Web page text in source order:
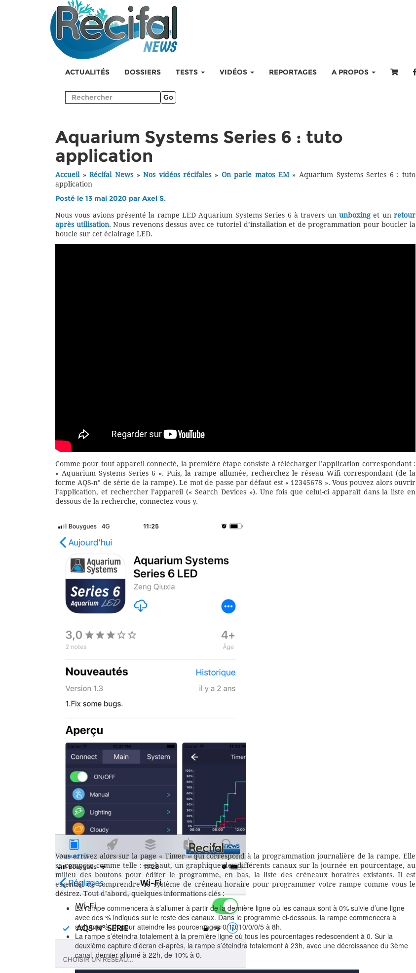
ACTUALITÉS DOSSIERS TESTS VIDÉOS REPORTAGES A PROPOS
Go
Aquarium Systems Series 6 : tuto
application
Accueil»Récifal News»Nos vidéos récifales» On parle matos EM» Aquarium Systems Series 6 : tuto
application
Posté le 13 mai 2020 par Axel S.
Nous vous avions présenté la rampe LED Aquarium Systems Series 6 à travers un unboxinget unretour
après utilisation. Nous revenons dessus avec ce tutoriel d’installation et de programmation pour boucler la
boucle sur cet éclairage LED.
Comme pour tout appareil connecté, la première étape consiste à télécharger l’application correspondant :
« Aquarium Systems Series 6 ». Puis, la rampe allumée, recherchez le réseau Wifi correspondant (de la
forme AQS-n° de série de la rampe). Le mot de passe par défaut est « 12345678 ». Vous pouvez alors ouvrir
l’application, et rechercher l’appareil (« Search Devices »). Une fois que celui-ci apparaît dans la liste en
dessous de la recherche, connectez-vous y.
Vous arrivez alors sur la page « Timer » qui correspond à la programmation journalière de la rampe. Elle
se compose comme telle : en haut, un graphique des différents canaux sur la journée en pourcentage, au
milieu des boutons pour éditer le programme, en bas, la liste des créneaux horaires existants. Il est
essentiel de comprendre ce système de créneau horaire pour programmer votre rampe comme vous le
désirez. Tout d’abord, quelques informations clés :
La rampe commencera à s’allumer à partir de la dernière ligne où les canaux sont à 0% suivie d’une ligne
avec des % indiqués sur le reste des canaux. Dans le programme ci-dessous, la rampe commencera à
s’allumer à 7h pour atteindre les pourcentages 0/10/10/0/0/5 à 8h.
La rampe s’éteindra totalement à la première ligne où tous les pourcentages redescendent à 0. Sur la
deuxième capture d’écran ci-après, la rampe s’éteindra totalement à 23h, avec une décroissance du 3ème
canal, dernier allumé à 22h, de 10% à 0.